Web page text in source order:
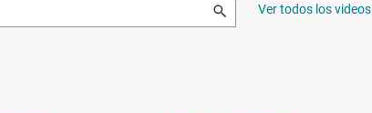
Ver todos los videos